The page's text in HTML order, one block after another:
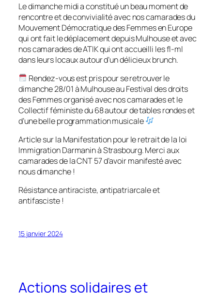
Le dimanche midi a constitué un beau moment de
rencontre et de convivialité avec nos camarades du
Mouvement Démocratique des Femmes en Europe
qui ont fait le déplacement depuis Mulhouse et avec
nos camarades de ATIK qui ont accueilli les fl-ml
dans leurs locaux autour d’un délicieux brunch.
Rendez-vous est pris pour se retrouver le
dimanche 28/01 à Mulhouse au Festival des droits
des Femmes organisé avec nos camarades et le
Collectif féministe du 68 autour de tables rondes et
d’une belle programmation musicale
Article sur la Manifestation pour le retrait de la loi
Immigration Darmanin à Strasbourg. Merci aux
camarades de la CNT 57 d’avoir manifesté avec
nous dimanche !
Résistance antiraciste, antipatriarcale et
antifasciste !
15 janvier 2024
Actions solidaires et